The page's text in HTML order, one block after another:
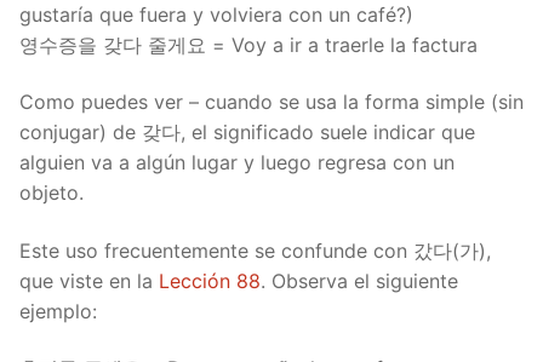
gustaría que fuera y volviera con un café?)
영수증을 갖다 줄게요 = Voy a ir a traerle la factura
Como puedes ver – cuando se usa la forma simple (sin
conjugar) de 갖다, el significado suele indicar que
alguien va a algún lugar y luego regresa con un
objeto.
Este uso frecuentemente se confunde con 갔다(가),
que viste en la Lección 88. Observa el siguiente
ejemplo: